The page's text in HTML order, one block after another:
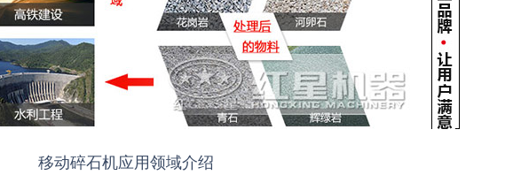
移动碎石机应用领域介绍